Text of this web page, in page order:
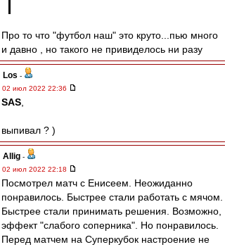
Про то что "футбол наш" это круто...пью много
и давно , но такого не привиделось ни разу
Los -
02 июл 2022 22:36
SAS
выпивал ? )
Allig -
02 июл 2022 22:18
Посмотрел матч с Енисеем. Неожиданно
понравилось. Быстрее стали работать с мячом.
Быстрее стали принимать решения. Возможно,
эффект "слабого соперника". Но понравилось.
Перед матчем на Суперкубок настроение не